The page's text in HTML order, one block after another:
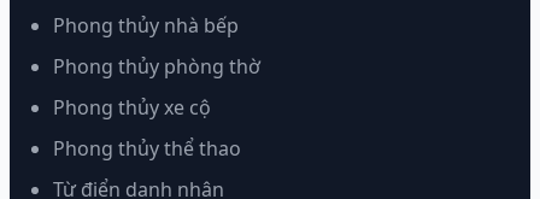
Phong thủy nhà bếp
Phong thủy phòng thờ
Phong thủy xe cộ
Phong thủy thể thao
Từ điển danh nhân